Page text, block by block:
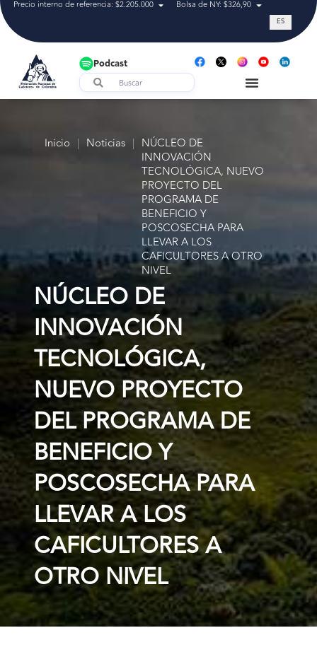
Precio interno de referencia: $2.205.000 Bolsa de NY: $326,90 Tasa de
ES
Podcast
Inicio | Noticias | NÚCLEO DE
INNOVACIÓN
TECNOLÓGICA, NUEVO
PROYECTO DEL
PROGRAMA DE
BENEFICIO Y
POSCOSECHA PARA
LLEVAR A LOS
CAFICULTORES A OTRO
NIVEL
NÚCLEO DE
INNOVACIÓN
TECNOLÓGICA,
NUEVO PROYECTO
DEL PROGRAMA DE
BENEFICIO Y
POSCOSECHA PARA
LLEVAR A LOS
CAFICULTORES A
OTRO NIVEL